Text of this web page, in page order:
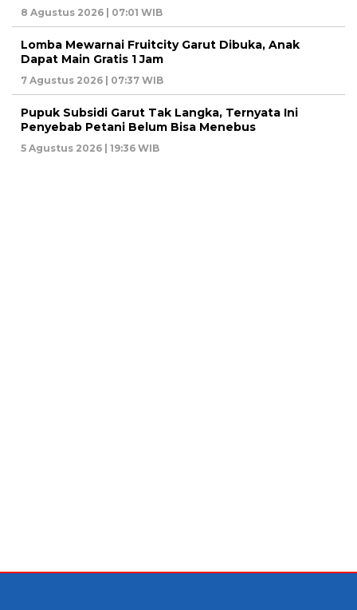
8 Agustus 2026 | 07:01 WIB
Lomba Mewarnai Fruitcity Garut Dibuka, Anak
Dapat Main Gratis 1 Jam
7 Agustus 2026 | 07:37 WIB
Pupuk Subsidi Garut Tak Langka, Ternyata Ini
Penyebab Petani Belum Bisa Menebus
5 Agustus 2026 | 19:36 WIB